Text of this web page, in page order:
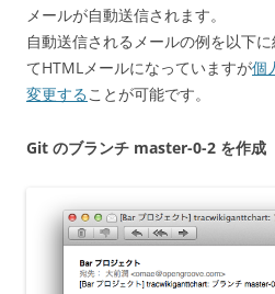
メールが自動送信されます。
自動送信されるメールの例を以下
てHTMLメールになっていますが個
変更する ことが可能です。
Git のブランチ master-0-2 を作成